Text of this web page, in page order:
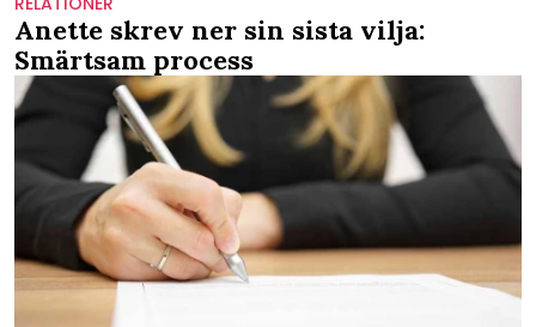
Anette skrev ner sin sista vilja:
Smärtsam process